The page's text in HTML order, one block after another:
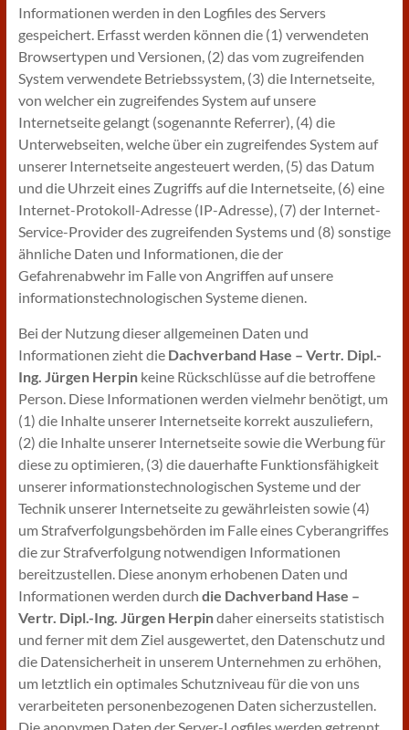
Informationen werden in den Logfiles des Servers
gespeichert. Erfasst werden können die (1) verwendeten
Browsertypen und Versionen, (2) das vom zugreifenden
System verwendete Betriebssystem, (3) die Internetseite,
von welcher ein zugreifendes System auf unsere
Internetseite gelangt (sogenannte Referrer), (4) die
Unterwebseiten, welche über ein zugreifendes System auf
unserer Internetseite angesteuert werden, (5) das Datum
und die Uhrzeit eines Zugriffs auf die Internetseite, (6) eine
Internet-Protokoll-Adresse (IP-Adresse), (7) der Internet-
Service-Provider des zugreifenden Systems und (8) sonstige
ähnliche Daten und Informationen, die der
Gefahrenabwehr im Falle von Angriffen auf unsere
informationstechnologischen Systeme dienen.
Bei der Nutzung dieser allgemeinen Daten und
Informationen zieht die Dachverband Hase – Vertr. Dipl.-
Ing. Jürgen Herpin keine Rückschlüsse auf die betroffene
Person. Diese Informationen werden vielmehr benötigt, um
(1) die Inhalte unserer Internetseite korrekt auszuliefern,
(2) die Inhalte unserer Internetseite sowie die Werbung für
diese zu optimieren, (3) die dauerhafte Funktionsfähigkeit
unserer informationstechnologischen Systeme und der
Technik unserer Internetseite zu gewährleisten sowie (4)
um Strafverfolgungsbehörden im Falle eines Cyberangriffes
die zur Strafverfolgung notwendigen Informationen
bereitzustellen. Diese anonym erhobenen Daten und
Informationen werden durch die Dachverband Hase –
Vertr. Dipl.-Ing. Jürgen Herpindaher einerseits statistisch
und ferner mit dem Ziel ausgewertet, den Datenschutz und
die Datensicherheit in unserem Unternehmen zu erhöhen,
um letztlich ein optimales Schutzniveau für die von uns
verarbeiteten personenbezogenen Daten sicherzustellen.